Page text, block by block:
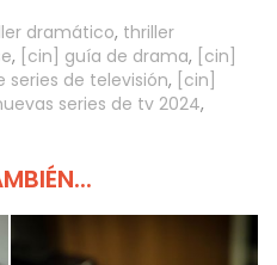
dramático, thriller
, [cin] guía de drama, [cin]
series de televisión, [cin]
series de tv 2024,